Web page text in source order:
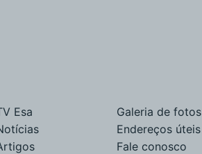
Esa
Galeria de fotos
Endereços úteis
Fale conosco